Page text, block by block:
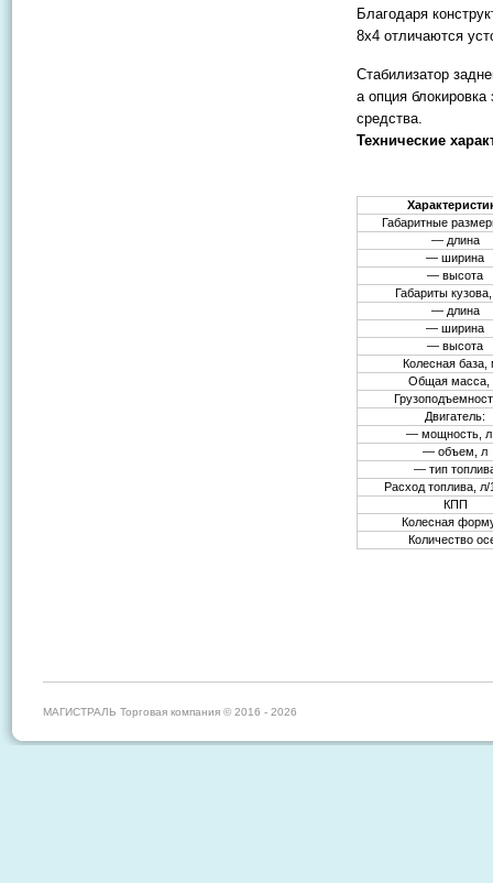
Благодаря
8х4 отличаются
Стабилизатор
а опция
средства.
Технические
Габаритные
— длина
— ширина
— высота
Габариты
— длина
— ширина
— высота
Колесная
Общая масса,
Двигатель:
— мощность,
— объем, л
— тип
Расход топлива, л/
КПП
Колесная
Количество
МАГИСТРАЛЬ Торговая компания © 2016 - 2026